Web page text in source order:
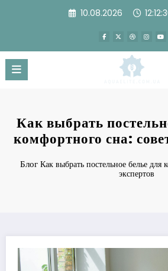
10.08.2026
Как выбрать
комфортного сна:
Блог Как выбрать постельное белье для
экспертов